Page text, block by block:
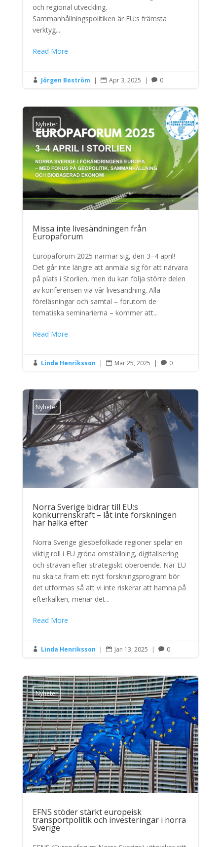
och regional utveckling.
Sammanhållningspolitiken är EU:s främsta
verktyg...
Read More
 Jörgen Boström |  Apr 3, 2025 |  0
Nyheter
Missa inte livesändningen från
Europaforum
Europaforum 2025 närmar sig, den 3–4 april!
Det går inte längre att anmäla sig för att närvara
på plats i Storlien, men du kan följa större delen
av konferensen via vår livesändning. Alla
föreläsningar och samtal – förutom de
tematiska seminarierna – kommer att...
Read More
 Linda Henriksson |  Mar 25, 2025 |  0
Nyheter
Norra Sverige bidrar till EU:s
konkurrenskraft – låt inte forskningen
här halka efter
Norra Sverige glesbefolkade regioner spelar en
viktig roll i EU gröna omställning, digitalisering
och strävan efter strategiskt oberoende. När EU
nu ska ta fram ett nytt forskningsprogram bör
det utformas så att vi inte riskerar att hamna på
efterkälken, menar det...
Read More
 Linda Henriksson |  Jan 13, 2025 |  0
Nyheter
EFNS stöder stärkt europeisk
transportpolitik och investeringar i norra
Sverige